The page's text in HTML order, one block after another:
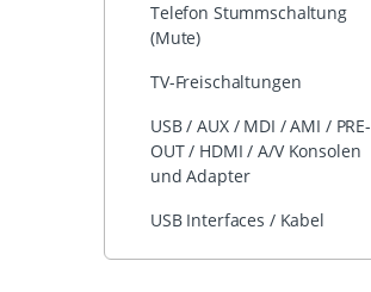
Telefon Stummschaltung
(Mute)
TV-Freischaltungen
USB / AUX / MDI / AMI / PRE-
OUT / HDMI / A/V Konsolen
und Adapter
USB Interfaces / Kabel